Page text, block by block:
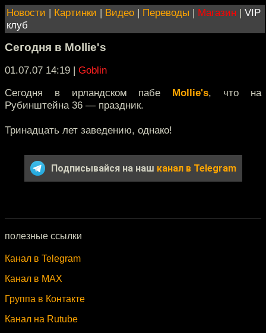
Новости | Картинки | Видео | Переводы | Магазин | VIP
клуб
Сегодня в Mollie's
01.07.07 14:19 | Goblin
Сегодня в ирландском пабе Mollie's, что на
Рубинштейна 36 — праздник.
Тринадцать лет заведению, однако!
Подписывайся на наш канал в Telegram
полезные ссылки
Канал в Telegram
Канал в MAX
Группа в Контакте
Канал на Rutube